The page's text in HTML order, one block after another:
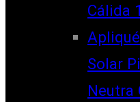
Cálida
Solar
Neutra